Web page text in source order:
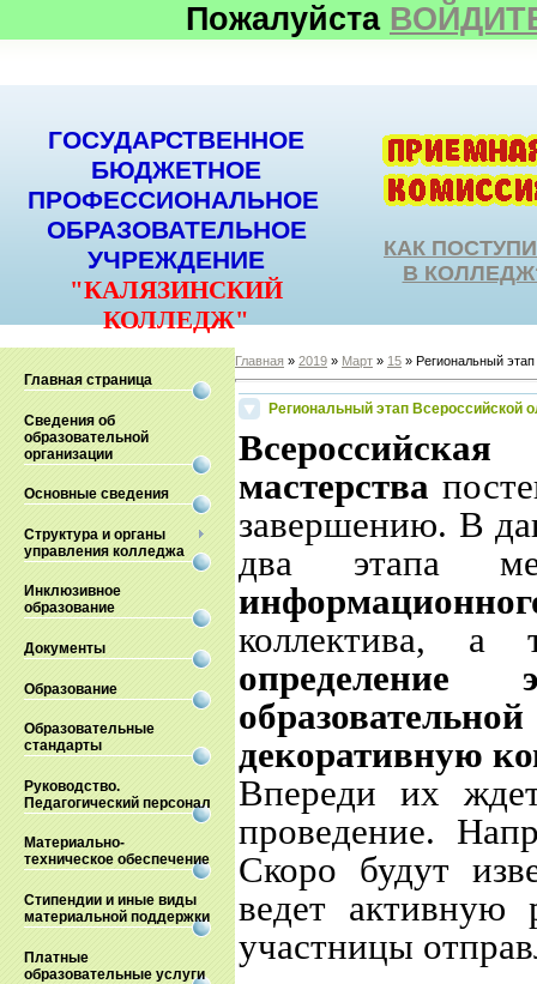
Пожалуйста
ГОСУДАРСТВЕННОЕ
БЮДЖЕТНОЕ
ПРОФЕССИОНАЛЬНОЕ
ОБРАЗОВАТЕЛЬНОЕ
УЧРЕЖДЕНИЕ
"КАЛЯЗИНСКИЙ
КОЛЛЕДЖ"
КАК
В
Главная страница
Сведения об
образовательной
организации
Основные сведения
Структура и органы
управления колледжа
Инклюзивное
образование
Документы
Образование
Образовательные
стандарты
Руководство.
Педагогический персонал
Материально-
техническое обеспечение
Стипендии и иные виды
материальной поддержки
Платные
образовательные услуги
Главная » 2019 » Март » 15 » Региональный
Региональный этап Всероссийской
мастерства
завершению. В
два этапа
коллектива,
декоративную
Впереди их
проведение.
Скоро будут
ведет
участницы